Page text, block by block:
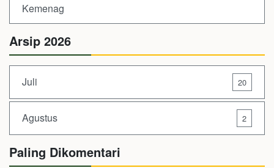
Kemenag
Arsip 2026
Juli 20
Agustus 2
Paling Dikomentari